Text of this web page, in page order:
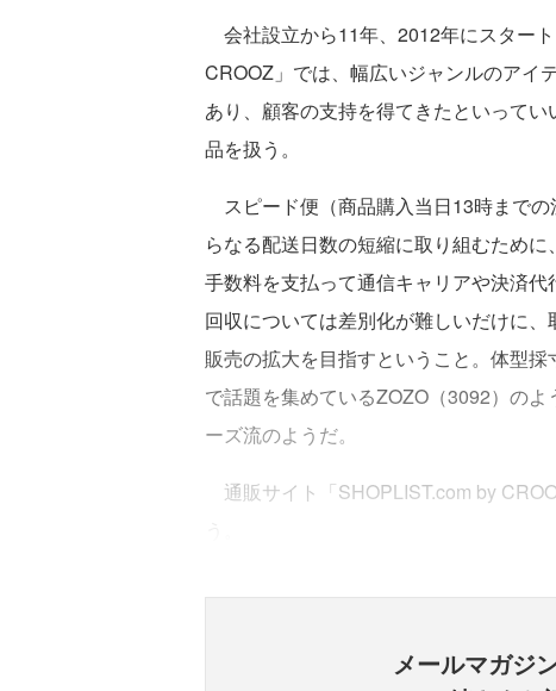
会社設立から11年、2012年にスター
CROOZ」では、幅広いジャンルのアイ
あり、顧客の支持を得てきたといって
品を扱う。
スピード便（商品購入当日13時まで
らなる配送日数の短縮に取り組むために、
手数料を支払って通信キャリアや決済
回収については差別化が難しいだけに
販売の拡大を目指すということ。体型
で話題を集めているZOZO（3092）のよ
ーズ流のようだ。
通販サイト「SHOPLIST.com by
メールマガジ